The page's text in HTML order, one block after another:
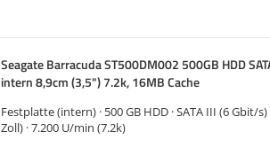
Seagate Barracuda ST500DM002 500GB HDD
intern 8,9cm (3,5") 7.2k, 16MB Cache
Festplatte (intern) · 500 GB HDD · SATA III (6 Gbit/s)
Zoll) · 7.200 U/min (7.2k)